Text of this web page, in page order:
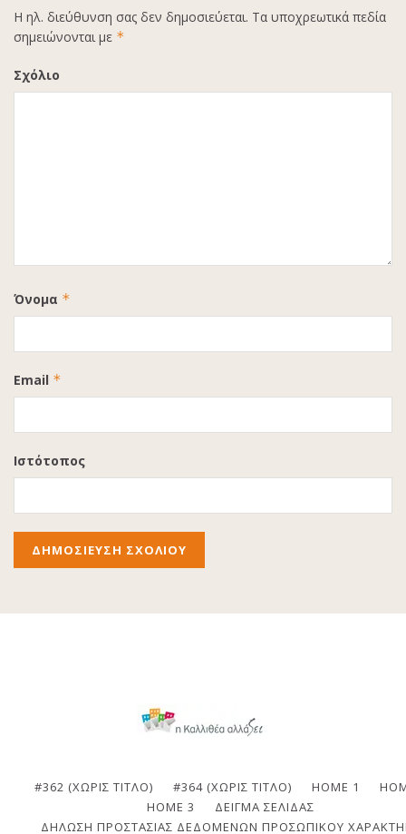
Η ηλ. διεύθυνση σας δεν δημοσιεύεται. Τα υποχρεωτικά πεδία
σημειώνονται με *
Σχόλιο
Όνομα *
Email *
Ιστότοπος
#362 (ΧΩΡΊΣ ΤΊΤΛΟ) #364 (ΧΩΡΊΣ ΤΊΤΛΟ) HOME 1
HOME 3
ΔΕΊΓΜΑ ΣΕΛΊΔΑΣ
ΔΉΛΩΣΗ ΠΡΟΣΤΑΣΊΑΣ ΔΕΔΟΜΈΝΩΝ ΠΡΟΣΩΠΙΚΟΎ